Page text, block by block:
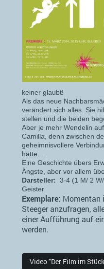
keiner glaubt!
Als das neue
verändert sich alles. Sie
stellen und die beiden
Aber je mehr Wendelin
Camilla, denn zwischen
geheimnisvollere
hätte…
Eine Geschichte übers
Ängste, aber vor allem
Darsteller: 3-4 (1 M/ 2
Geister
Exemplare: Momentan
Steeger anzufragen,
einer Aufführung auf
werden.
Video "Der Film im